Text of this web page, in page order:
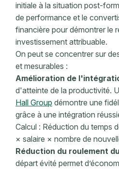
initiale à la situation post-
de performance et le
financière pour démontrer le
investissement attribuable.
On peut se concentrer sur
et mesurables :
Amélioration de
d'atteinte de la productivité.
Hall Group démontre une
grâce à une intégration
Calcul : Réduction du temps
× salaire × nombre de
Réduction du roulement
départ évité permet